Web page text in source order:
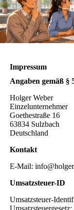
–
Impressum
Angaben gemäß §
Holger Weber
Einzelunternehmer
Goethestraße 16
63834 Sulzbach
Deutschland
Kontakt
E-Mail:
Umsatzsteuer-ID
Umsatzsteuer-